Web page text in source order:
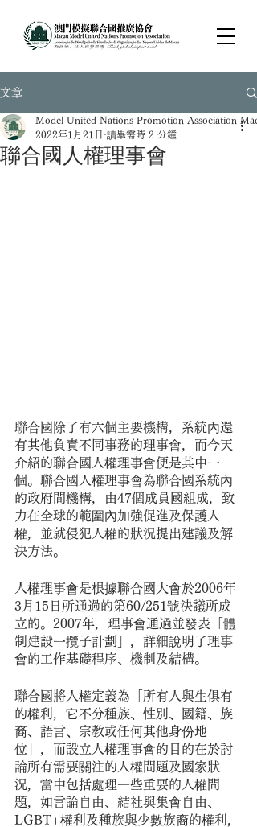
文章
聯合國人權理事會
Model United Nations Promotion Association
2022年1月21日 讀畢需時 2 分鐘
聯合國除了有六個主要機構，系統內還
有其他負責不同事務的理事會，而今天
介紹的聯合國人權理事會便是其中一
個。聯合國人權理事會為聯合國系統內
的政府間機構，由47個成員國組成，致
力在全球的範圍內加強促進及保護人
權，並就侵犯人權的狀況提出建議及解
決方法。
人權理事會是根據聯合國大會於2006年
3月15日所通過的第60/251號決議所成
立的。2007年，理事會通過並發表「體
制建設一攬子計劃」，詳細說明了理事
會的工作基礎程序、機制及結構。
聯合國將人權定義為「所有人與生俱有
的權利，它不分種族、性別、國籍、族
裔、語言、宗教或任何其他身份地
位」，而設立人權理事會的目的在於討
論所有需要關注的人權問題及國家狀
況，當中包括處理一些重要的人權問
題，如言論自由、結社與集會自由、
LGBT+權利及種族與少數族裔的權利，